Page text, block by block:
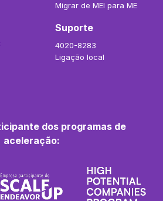
Migrar de MEI para ME
Suporte
4020-8283
Ligação local
dos programas de
aceleração: